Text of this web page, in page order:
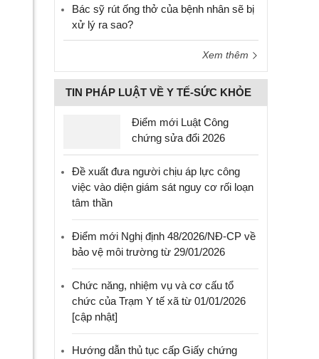
Bác sỹ rút ống thở của bệnh nhân sẽ bị
xử lý ra sao?
Xem thêm
TIN PHÁP LUẬT VỀ Y TẾ-SỨC KHỎE
Điểm mới Luật Công
chứng sửa đổi 2026
Đề xuất đưa người chịu áp lực công
việc vào diện giám sát nguy cơ rối loạn
tâm thần
Điểm mới Nghị định 48/2026/NĐ-CP về
bảo vệ môi trường từ 29/01/2026
Chức năng, nhiệm vụ và cơ cấu tổ
chức của Trạm Y tế xã từ 01/01/2026
[cập nhật]
Hướng dẫn thủ tục cấp Giấy chứng